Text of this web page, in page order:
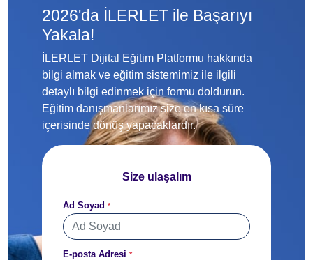
2026'da İLERLET ile Başarıyı
Yakala!
İLERLET Dijital Eğitim Platformu hakkında
bilgi almak ve eğitim sistemimiz ile ilgili
detaylı bilgi edinmek için formu doldurun.
Eğitim danışmanlarımız size en kısa süre
içerisinde dönüş yapacaklardır.
Size ulaşalım
Ad Soyad *
E-posta Adresi *